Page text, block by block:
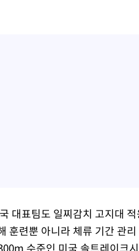
대표팀도 일찌감치 고지대
훈련뿐 아니라 체류 기간 관
수준인 미국 솔트레이크